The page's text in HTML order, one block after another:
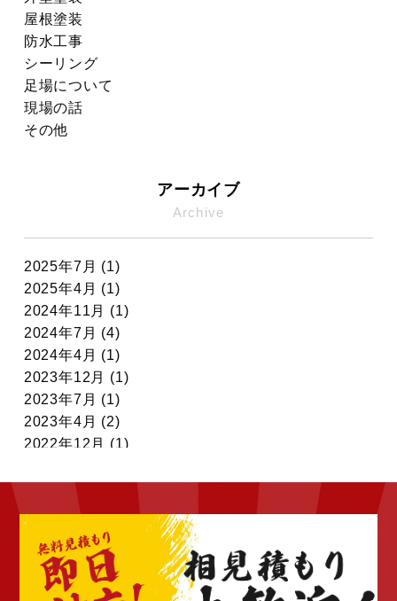
屋根塗装
防水工事
シーリング
足場について
現場の話
その他
アーカイブ
Archive
2025年7月 (1)
2025年4月 (1)
2024年11月 (1)
2024年7月 (4)
2024年4月 (1)
2023年12月 (1)
2023年7月 (1)
2023年4月 (2)
2022年12月 (1)
2022年10月 (6)
2022年9月 (6)
2022年8月 (4)
2022年7月 (6)
2022年6月 (4)